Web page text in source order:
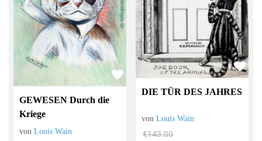
GEWESEN Durch die
Kriege
vonLouis Wain
DIE TÜR DES JAHRES
vonLouis Wain
€143.00